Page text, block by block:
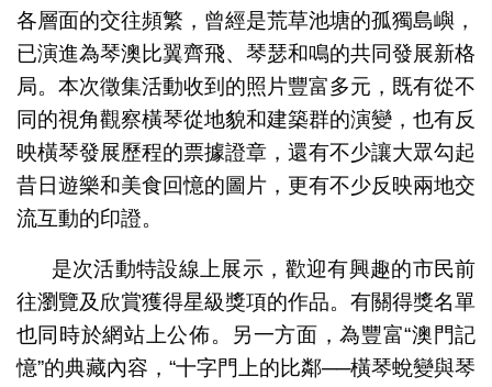
各層面的交往頻繁，曾經是荒草池塘的孤獨島嶼，
已演進為琴澳比翼齊飛、琴瑟和鳴的共同發展新格
局。本次徵集活動收到的照片豐富多元，既有從不
同的視角觀察橫琴從地貌和建築群的演變，也有反
映橫琴發展歷程的票據證章，還有不少讓大眾勾起
昔日遊樂和美食回憶的圖片，更有不少反映兩地交
流互動的印證。
是次活動特設線上展示，歡迎有興趣的市民前
往瀏覽及欣賞獲得星級獎項的作品。有關得獎名單
也同時於網站上公佈。另一方面，為豐富“澳門記
憶”的典藏內容，“十字門上的比鄰──橫琴蛻變與琴